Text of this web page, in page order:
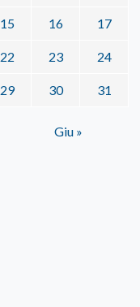
15 16 17
22 23 24
29 30 31
Giu »